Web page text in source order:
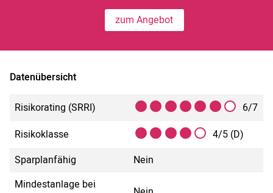
zum Angebot
Datenübersicht
Risikorating (SRRI)
6/7
Risikoklasse
4/5 (D)
Sparplanfähig
Nein
Mindestanlage bei